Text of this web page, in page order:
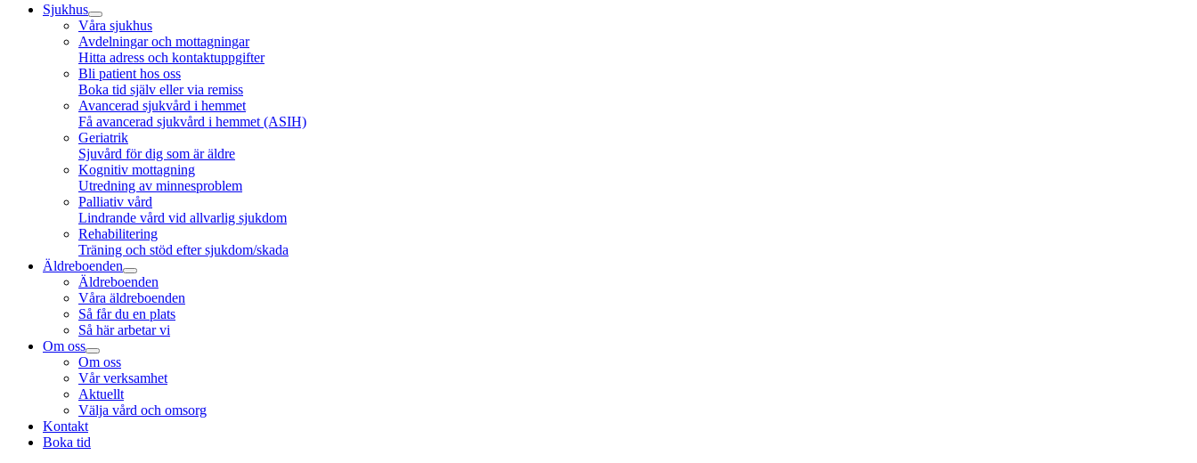
Sjukhus
Våra sjukhus
Avdelningar och mottagningar
Hitta adress och kontaktuppgifter
Bli patient hos oss
Boka tid själv eller via remiss
Avancerad sjukvård i hemmet
Få avancerad sjukvård i hemmet (ASIH)
Geriatrik
Sjuvård för dig som är äldre
Kognitiv mottagning
Utredning av minnesproblem
Palliativ vård
Lindrande vård vid allvarlig sjukdom
Rehabilitering
Träning och stöd efter sjukdom/skada
Äldreboenden
Äldreboenden
Våra äldreboenden
Så får du en plats
Så här arbetar vi
Om oss
Om oss
Vår verksamhet
Aktuellt
Välja vård och omsorg
Kontakt
Boka tid